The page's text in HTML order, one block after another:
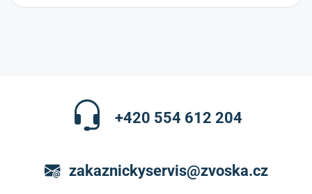
+420 554 612 204
zakaznickyservis@zvoska.cz